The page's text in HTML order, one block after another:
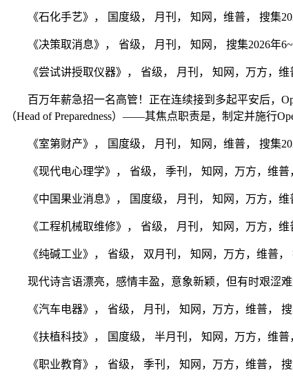
《石化手艺》， 国度级， 月刊， 知网，维普， 搜集
《决策取消息》， 省级， 月刊， 知网， 搜集2026年
《尝试讲授取仪器》， 省级， 月刊， 知网，万方，维
百万年薪急招一名高管！正在连续接到多起平安后，
（Head of Preparedness）——其焦点职责是，制定并施行
《室第财产》， 国度级， 月刊， 知网，维普， 搜集
《现代电心理学》， 省级， 季刊， 知网，万方，维普
《中国果业消息》， 国度级， 月刊， 知网，万方，维
《工程机械取维修》， 省级， 月刊， 知网，万方，维
《纯碱工业》， 省级， 双月刊， 知网，万方，维普，
现代诗言语漂亮，感情丰盈，意象新颖，但有时艰涩难
《汽车电器》， 省级， 月刊， 知网，万方，维普， 搜
《扶植科技》， 国度级， 半月刊， 知网，万方，维普
《职业教育》， 省级， 季刊， 知网，万方，维普， 搜